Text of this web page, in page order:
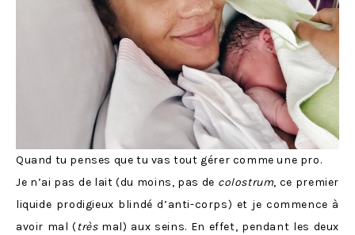
Quand tu penses que tu vas tout gérer comme une pro.
Je n’ai pas de lait (du moins, pas de colostrum, ce premier
liquide prodigieux blindé d’anti-corps) et je commence à
avoir mal (trèsmal) aux seins. En effet, pendant les deux